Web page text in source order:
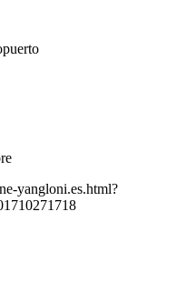
yangloni.es.html?